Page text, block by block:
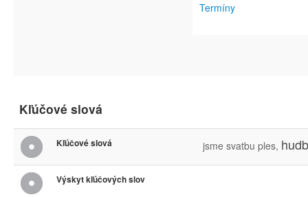
Termíny
Kľúčové slová
Kľúčové slová jsme svatbu ples,
Výskyt kľúčových slov